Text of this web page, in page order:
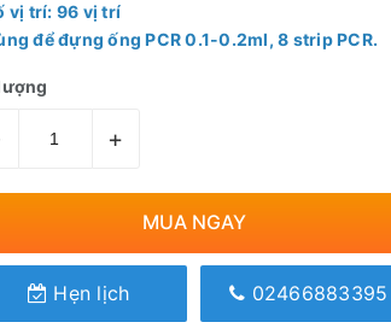
vị trí: 96 vị trí
để đựng ống PCR 0.1-0.2ml, 8 strip PCR.
+
MUA NGAY
Hẹn lịch 02466883395